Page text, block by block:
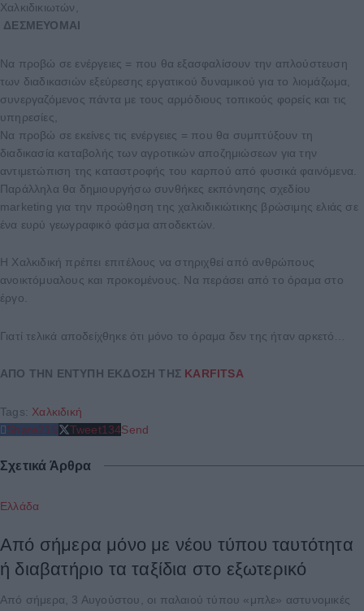
Χαλκιδικιωτών,
ΔΕΣΜΕΥΟΜΑΙ
Nα προβώ σε ενέργειες = που θα εξασφαλίσουν την απλούστευση
των διαδικασιών εξεύρεσης εργατικού δυναμικού για το λιομάζωμα,
συνεργαζόμενος πάντα με τους αρμόδιους τοπικούς φορείς και τις
υπηρεσίες,
Να προβώ σε εκείνες τις ενέργειες = που θα συμπτύξουν τη
διαδικασία καταβολής των αγροτικών αποζημιώσεων για την
αντιμετώπιση της καταστροφής του καρπού από φυσικά φαινόμενα.
Παράλληλα θα δημιουργήσω συνθήκες εκπόνησης σχεδίου
marketing για την προώθηση της χαλκιδικιώτικης βρώσιμης ελιάς σε
ένα ευρύ γεωγραφικό φάσμα αποδεκτών.
Η Χαλκιδική πρέπει επιτέλους να στηριχθεί από ανθρώπους
ανοικτόμυαλους και προκομένους. Να περάσει από το όραμα στο
έργο.
Γιατί τελικά αποδείχθηκε ότι μόνο το όραμα δεν της ήταν αρκετό…
ΑΠΟ ΤΗΝ ΕΝΤΥΠΗ ΕΚΔΟΣΗ ΤΗΣ KARFITSA
Tags: Χαλκιδική
Share215 Tweet134Send
Σχετικά Άρθρα
Ελλάδα
Από σήμερα μόνο με νέου τύπου ταυτότητα
ή διαβατήριο τα ταξίδια στο εξωτερικό
Από σήμερα, 3 Αυγούστου, οι παλαιού τύπου «μπλε» αστυνομικές